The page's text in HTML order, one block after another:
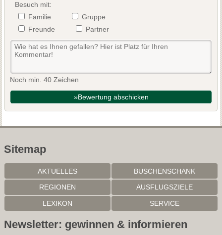
Besuch mit:
Familie
Gruppe
Freunde
Partner
Noch min. 40 Zeichen
»Bewertung abschicken
Sitemap
AKTUELLES BUSCHENSCHANK
REGIONEN AUSFLUGSZIELE
LEXIKON SERVICE
Newsletter: gewinnen & informieren